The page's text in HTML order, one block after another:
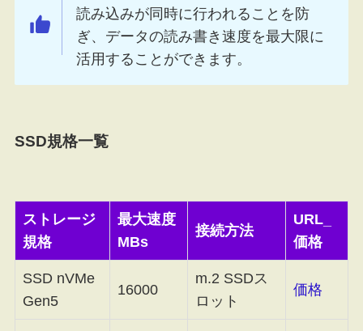
読み込みが同時に行われることを防
ぎ、データの読み書き速度を最大限に
活用することができます。
SSD規格一覧
ストレージ
規格
最大速度
MBs
接続方法
URL_
価格
SSD nVMe
Gen5
16000
m.2 SSDス
ロット
価格